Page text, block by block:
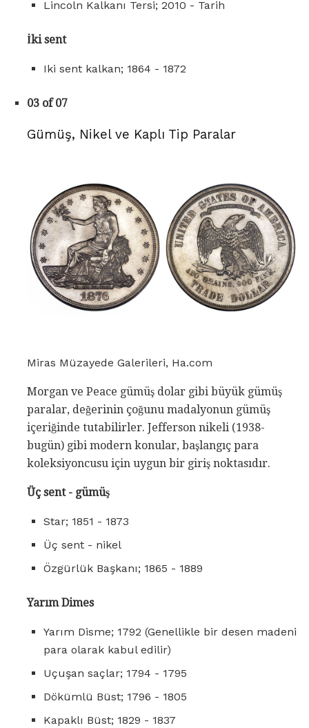
Lincoln Kalkanı Tersi; 2010 - Tarih
İki sent
Iki sent kalkan; 1864 - 1872
03 of 07
Gümüş, Nikel ve Kaplı Tip Paralar
Miras Müzayede Galerileri, Ha.com
Morgan ve Peace gümüş dolar gibi büyük gümüş
paralar, değerinin çoğunu madalyonun gümüş
içeriğinde tutabilirler. Jefferson nikeli (1938-
bugün) gibi modern konular, başlangıç ​​para
koleksiyoncusu için uygun bir giriş noktasıdır.
Üç sent - gümüş
Star; 1851 - 1873
Üç sent - nikel
Özgürlük Başkanı; 1865 - 1889
Yarım Dimes
Yarım Disme; 1792 (Genellikle bir desen madeni
para olarak kabul edilir)
Uçuşan saçlar; 1794 - 1795
Dökümlü Büst; 1796 - 1805
Kapaklı Büst; 1829 - 1837